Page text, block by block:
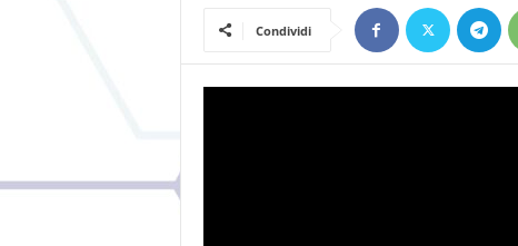
Condividi